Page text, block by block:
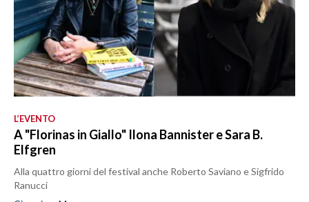
L’EVENTO
A "Florinas in Giallo" Ilona Bannister e Sara B.
Elfgren
Alla quattro giorni del festival anche Roberto Saviano e Sigfrido
Ranucci